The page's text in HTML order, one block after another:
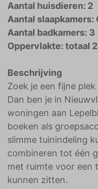
Aantal huisdieren: 2
Aantal slaapkamers:
Aantal badkamers: 3
Oppervlakte: totaal
Beschrijving
Zoek je een fijne
Dan ben je in
woningen aan
boeken als
slimme tuinindeling
combineren tot één
met ruimte voor een
kunnen zitten.